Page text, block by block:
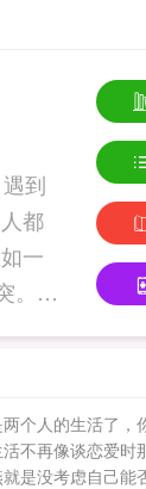
到
都
一
。生
个人的生活了，
不再像谈恋爱时
是没考虑自己能